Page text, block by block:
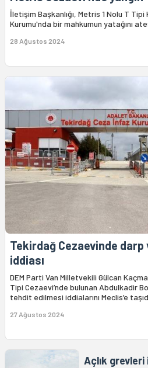
İletişim Başkanlığı, Metris 1 Nolu T Tipi
Kurumu'nda bir mahkumun yatağını
28 Ağustos 2024
Tekirdağ Cezaevinde
iddiası
DEM Parti Van Milletvekili Gülcan
Tipi Cezaevi’nde bulunan Abdulkadir
tehdit edilmesi iddialarını Meclis’e
27 Ağustos 2024
Açlık grevleri